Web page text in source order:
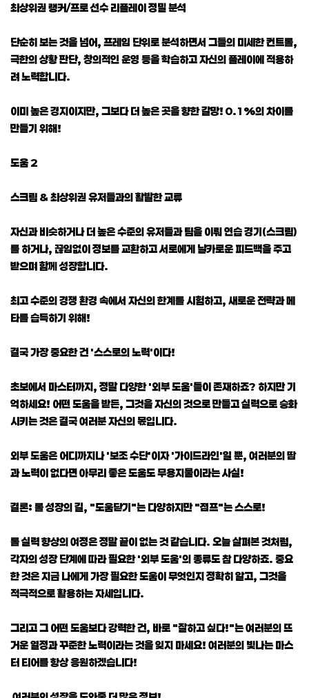
최상위권 랭커/프로 선수 리플레이 정밀 분석
단순히 보는 것을 넘어, 프레임 단위로 분석하면서 그들의 미세한 컨트롤,
극한의 상황 판단, 창의적인 운영 등을 학습하고 자신의 플레이에 적용하
려 노력합니다.
이미 높은 경지이지만, 그보다 더 높은 곳을 향한 갈망! 0.1%의 차이를
만들기 위해!
도움 2
스크림 & 최상위권 유저들과의 활발한 교류
자신과 비슷하거나 더 높은 수준의 유저들과 팀을 이뤄 연습 경기(스크림)
를 하거나, 끊임없이 정보를 교환하고 서로에게 날카로운 피드백을 주고
받으며 함께 성장합니다.
최고 수준의 경쟁 환경 속에서 자신의 한계를 시험하고, 새로운 전략과 메
타를 습득하기 위해!
결국 가장 중요한 건 '스스로의 노력'이다!
초보에서 마스터까지, 정말 다양한 '외부 도움'들이 존재하죠? 하지만 기
억하세요! 어떤 도움을 받든, 그것을 자신의 것으로 만들고 실력으로 승화
시키는 것은 결국 여러분 자신의 몫입니다.
외부 도움은 어디까지나 '보조 수단'이자 '가이드라인'일 뿐, 여러분의 땀
과 노력이 없다면 아무리 좋은 도움도 무용지물이라는 사실!
결론: 롤 성장의 길, "도움닫기"는 다양하지만 "점프"는 스스로!
롤 실력 향상의 여정은 정말 끝이 없는 것 같습니다. 오늘 살펴본 것처럼,
각자의 성장 단계에 따라 필요한 '외부 도움'의 종류도 참 다양하죠. 중요
한 것은 지금 나에게 가장 필요한 도움이 무엇인지 정확히 알고, 그것을
적극적으로 활용하는 자세입니다.
그리고 그 어떤 도움보다 강력한 건, 바로 "잘하고 싶다!"는 여러분의 뜨
거운 열정과 꾸준한 노력이라는 것을 잊지 마세요! 여러분의 빛나는 마스
터 티어를 항상 응원하겠습니다!